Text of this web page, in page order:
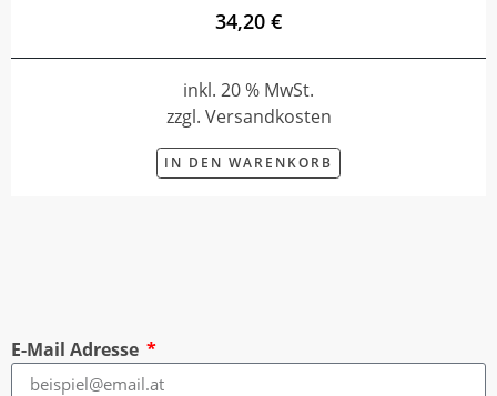
34,20 €
inkl. 20 % MwSt.
zzgl. Versandkosten
IN DEN WARENKORB
E-Mail Adresse